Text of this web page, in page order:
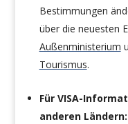
Bestimmungen
über die neuesten
Außenministerium
Tourismus.
Für VISA-
anderen Ländern: